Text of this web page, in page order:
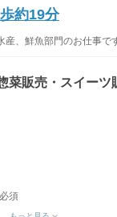
約19分
、鮮魚部門のお仕事で
菜販売・スイーツ
須